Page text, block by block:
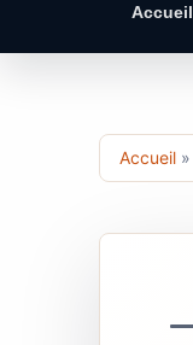
Accueil
Accueil »